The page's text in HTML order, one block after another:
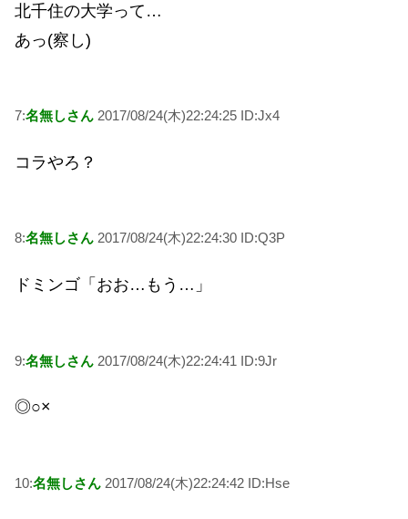
北千住の大学って…
あっ(察し)
7:名無しさん 2017/08/24(木)22:24:25 ID:Jx4
コラやろ？
8:名無しさん 2017/08/24(木)22:24:30 ID:Q3P
ドミンゴ「おお…もう…」
9:名無しさん 2017/08/24(木)22:24:41 ID:9Jr
◎○×
10:名無しさん 2017/08/24(木)22:24:42 ID:Hse